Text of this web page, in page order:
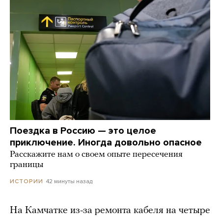
Поездка в Россию — это целое
приключение. Иногда довольно опасное
Расскажите нам о своем опыте пересечения
границы
ИСТОРИИ 42 минуты назад
На Камчатке из-за ремонта кабеля на четыре